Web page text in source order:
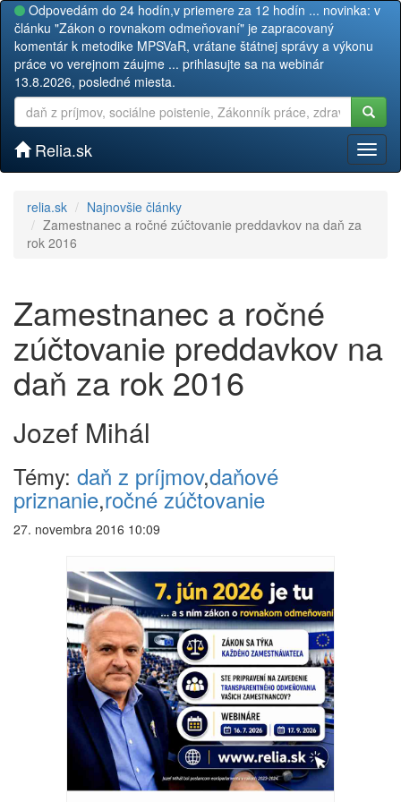
Odpovedám do 24 hodín,v priemere za 12 hodín ... novinka: v
článku "Zákon o rovnakom odmeňovaní" je zapracovaný
komentár k metodike MPSVaR, vrátane štátnej správy a výkonu
práce vo verejnom záujme ... prihlasujte sa na webinár
13.8.2026, posledné miesta.
Relia.sk
relia.sk
Najnovšie články
Zamestnanec a ročné zúčtovanie preddavkov na daň za
rok 2016
Zamestnanec a ročné
zúčtovanie preddavkov na
daň za rok 2016
Jozef Mihál
Témy: daň z príjmov,daňové
priznanie,ročné zúčtovanie
27. novembra 2016 10:09